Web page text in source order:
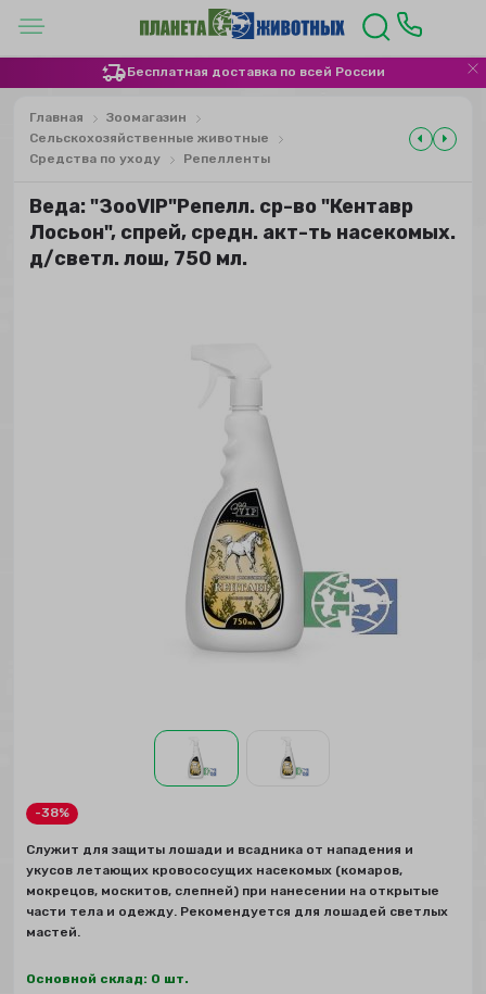
Бесплатная доставка по всей России
Главная
Зоомагазин
Сельскохозяйственные животные
Средства по уходу
Репелленты
Веда: "ЗооVIP"Репелл. ср-во "Кентавр
Лосьон", спрей, средн. акт-ть насекомых.
д/светл. лош, 750 мл.
-38%
Служит для защиты лошади и всадника от нападения и
укусов летающих кровососущих насекомых (комаров,
мокрецов, москитов, слепней) при нанесении на открытые
части тела и одежду. Рекомендуется для лошадей светлых
мастей.
Основной склад: 0 шт.